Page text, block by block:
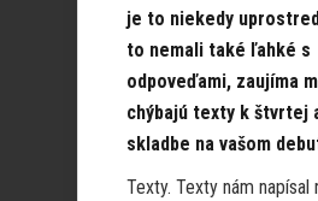
je to niekedy
to nemali také ľahké s
odpoveďami, zaujíma
chýbajú texty k štvrtej
skladbe na vašom
Texty. Texty nám napísal